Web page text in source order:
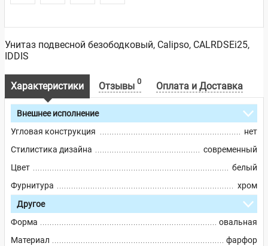
Унитаз подвесной безободковый, Calipso, CALRDSEi25,
IDDIS
Характеристики Отзывы 0 Оплата и Доставка
Внешнее исполнение
Угловая конструкция
нет
Стилистика дизайна
современный
Цвет
белый
Фурнитура
хром
Другое
Форма
овальная
Материал
фарфор